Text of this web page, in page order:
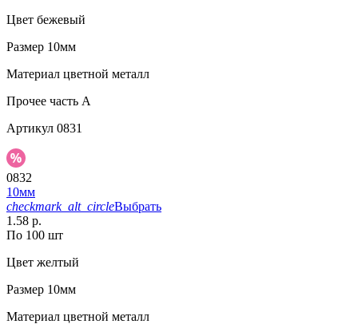
Цвет бежевый
Размер 10мм
Материал цветной металл
Прочее часть A
Артикул 0831
0832
10мм
checkmark_alt_circleВыбрать
1.58 р.
По 100 шт
Цвет желтый
Размер 10мм
Материал цветной металл